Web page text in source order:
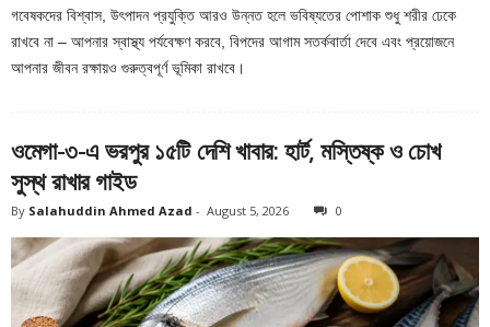
গবেষকদের বিশ্বাস, উৎপাদন প্রযুক্তি আরও উন্নত হলে ভবিষ্যতের পোশাক শুধু শরীর ঢেকে
রাখবে না – আপনার স্বাস্থ্য পর্যবেক্ষণ করবে, বিপদের আগাম সতর্কবার্তা দেবে এবং প্রয়োজনে
আপনার জীবন রক্ষায়ও গুরুত্বপূর্ণ ভূমিকা রাখবে।
ওমেগা-৩-এ ভরপুর ১৫টি দেশি খাবার: হার্ট, মস্তিষ্ক ও চোখ
সুস্থ রাখার গাইড
By Salahuddin Ahmed Azad - August 5, 2026 0